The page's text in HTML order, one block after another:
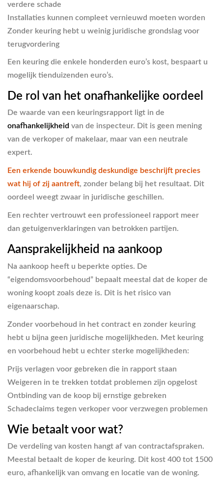
verdere schade
Installaties kunnen compleet vernieuwd moeten worden
Zonder keuring hebt u weinig juridische grondslag voor
terugvordering
Een keuring die enkele honderden euro’s kost, bespaart u
mogelijk tienduizenden euro’s.
De rol van het onafhankelijke oordeel
De waarde van een keuringsrapport ligt in de
onafhankelijkheid van de inspecteur. Dit is geen mening
van de verkoper of makelaar, maar van een neutrale
expert.
Een erkende bouwkundig deskundige beschrijft precies
wat hij of zij aantreft, zonder belang bij het resultaat. Dit
oordeel weegt zwaar in juridische geschillen.
Een rechter vertrouwt een professioneel rapport meer
dan getuigenverklaringen van betrokken partijen.
Aansprakelijkheid na aankoop
Na aankoop heeft u beperkte opties. De
“eigendomsvoorbehoud” bepaalt meestal dat de koper de
woning koopt zoals deze is. Dit is het risico van
eigenaarschap.
Zonder voorbehoud in het contract en zonder keuring
hebt u bijna geen juridische mogelijkheden. Met keuring
en voorbehoud hebt u echter sterke mogelijkheden:
Prijs verlagen voor gebreken die in rapport staan
Weigeren in te trekken totdat problemen zijn opgelost
Ontbinding van de koop bij ernstige gebreken
Schadeclaims tegen verkoper voor verzwegen problemen
Wie betaalt voor wat?
De verdeling van kosten hangt af van contractafspraken.
Meestal betaalt de koper de keuring. Dit kost 400 tot 1500
euro, afhankelijk van omvang en locatie van de woning.